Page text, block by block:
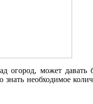
огород, может
необходимое